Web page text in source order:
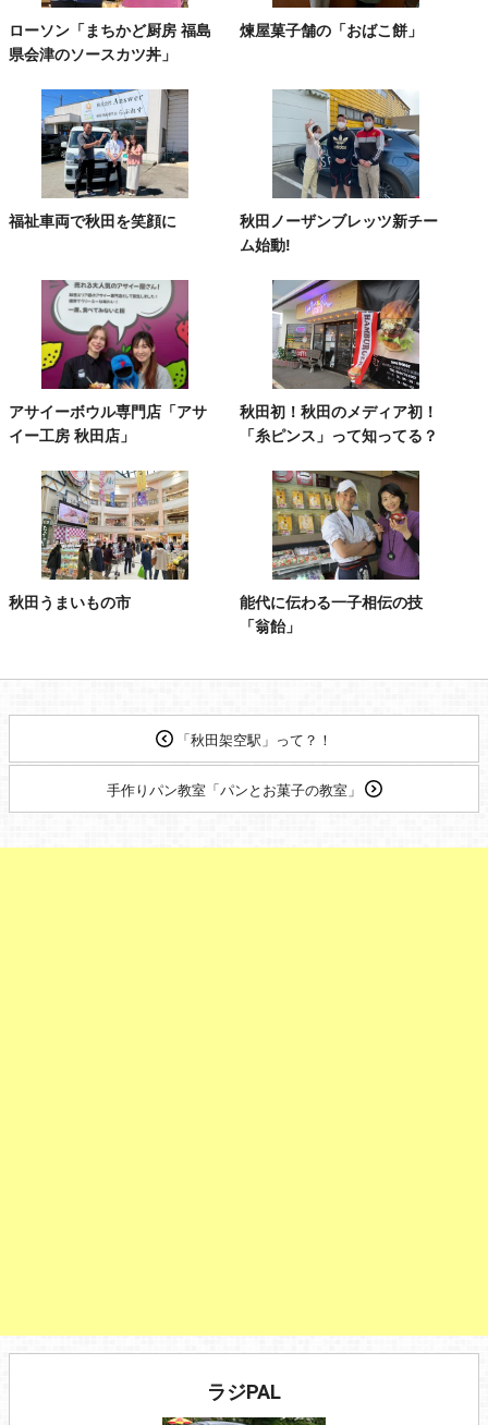
ローソン「まちかど厨房 福島
県会津のソースカツ丼」
煉屋菓子舗の「おばこ餅」
福祉車両で秋田を笑顔に
秋田ノーザンブレッツ新チー
ム始動!
アサイーボウル専門店「アサ
イー工房 秋田店」
秋田初！秋田のメディア初！
「糸ピンス」って知ってる？
秋田うまいもの市
能代に伝わる一子相伝の技
「翁飴」
「秋田架空駅」って？！
手作りパン教室「パンとお菓子の教室」
ラジPAL